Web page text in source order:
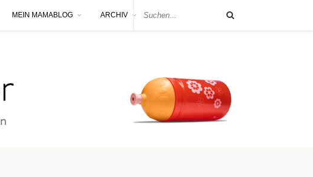
MEIN MAMABLOG ARCHIV